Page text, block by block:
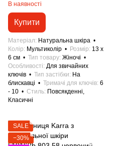
В наявності
Купити
Матеріал
Натуральна шкіра
Колір
Мультиколір Розмір 13 x
6 см
Тип товару Жіночі
Особливості Для звичайних
ключів
Тип застібки
На
блискавці
Тримачі для ключів 6
- 10
Стиль Повсякденні,
Класичні
SALE
−30%